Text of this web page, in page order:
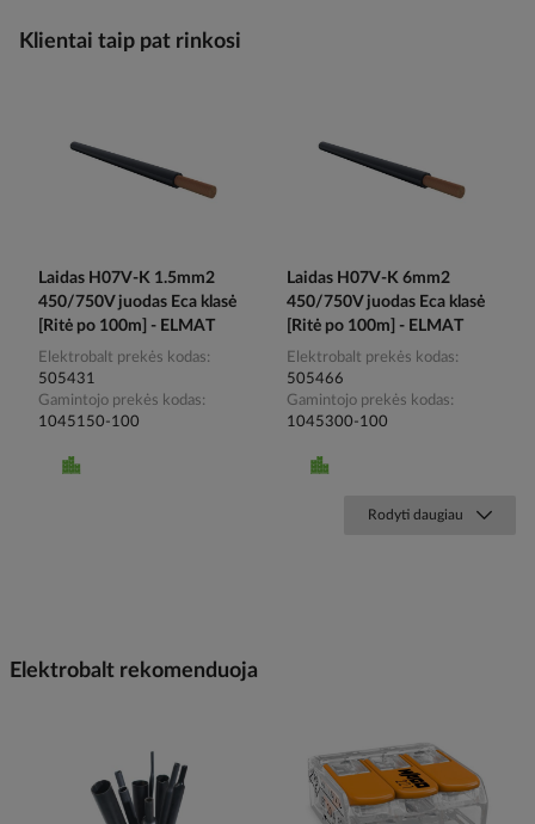
Klientai taip pat rinkosi
Laidas H07V-K 1.5mm2
450/750V juodas Eca klasė
[Ritė po 100m] - ELMAT
Elektrobalt prekės kodas
505431
Gamintojo prekės kodas
1045150-100
Laidas H07V-K 6mm2
450/750V juodas Eca klasė
[Ritė po 100m] - ELMAT
Elektrobalt prekės kodas
505466
Gamintojo prekės kodas
1045300-100
Rodyti daugiau
Elektrobalt rekomenduoja